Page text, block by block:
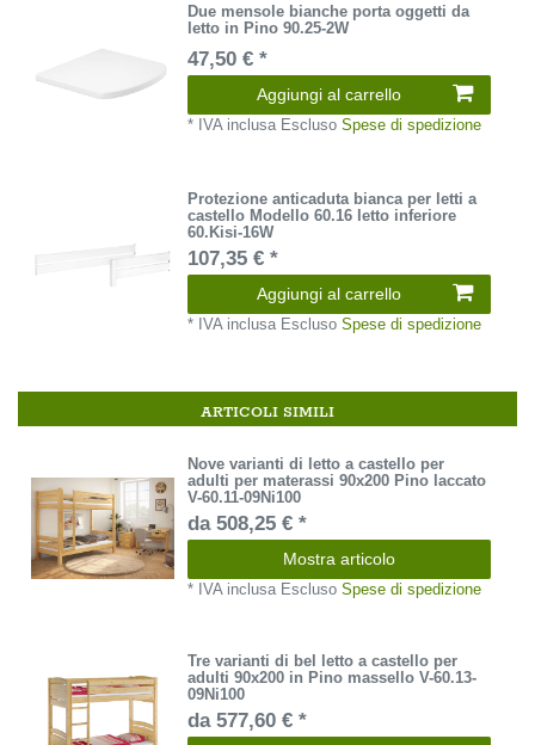
Due mensole bianche porta oggetti da
letto in Pino 90.25-2W
47,50 € *
Aggiungi al carrello
* IVA inclusa EsclusoSpese di spedizione
Protezione anticaduta bianca per letti a
castello Modello 60.16 letto inferiore
60.Kisi-16W
107,35 € *
Aggiungi al carrello
* IVA inclusaEsclusoSpese di spedizione
ARTICOLI SIMILI
Nove varianti di letto a castello per
adulti per materassi 90x200 Pino laccato
V-60.11-09Ni100
da 508,25 € *
Mostra articolo
* IVA inclusaEsclusoSpese di spedizione
Tre varianti di bel letto a castello per
adulti 90x200 in Pino massello V-60.13-
09Ni100
da 577,60 € *